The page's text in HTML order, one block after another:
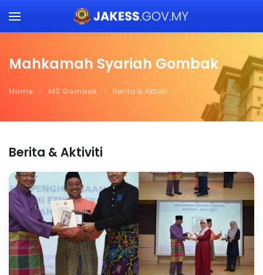
Skip to main content
Mahkamah Syariah Gombak
Home MS Gombak Berita & Aktiviti
Berita & Aktiviti